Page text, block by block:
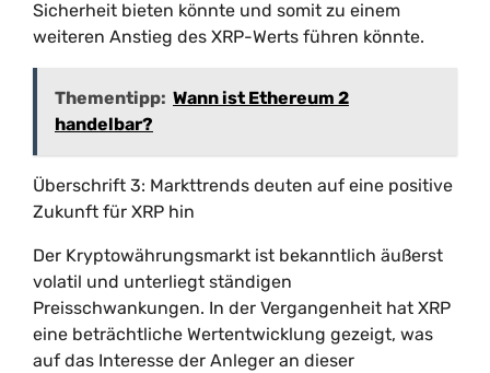
Sicherheit bieten könnte und somit zu einem
weiteren Anstieg des XRP-Werts führen könnte.
Thementipp: Wann ist Ethereum 2
handelbar?
Überschrift 3: Markttrends deuten auf eine positive
Zukunft für XRP hin
Der Kryptowährungsmarkt ist bekanntlich äußerst
volatil und unterliegt ständigen
Preisschwankungen. In der Vergangenheit hat XRP
eine beträchtliche Wertentwicklung gezeigt, was
auf das Interesse der Anleger an dieser